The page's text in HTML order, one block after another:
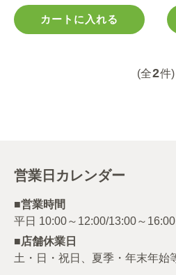
カートに入れる
(全2件)
営業日カレンダー
■営業時間
■店舗休業日
土・日・祝日、夏季・年末年始